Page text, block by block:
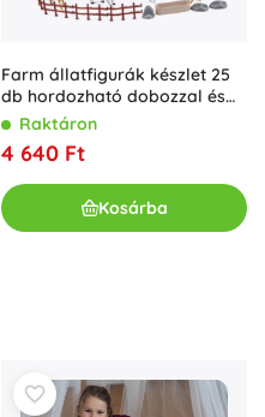
Farm állatfigurák készlet 25
db hordozható dobozzal és
játékszőnyeggel
Raktáron
4 640 Ft
Kosárba